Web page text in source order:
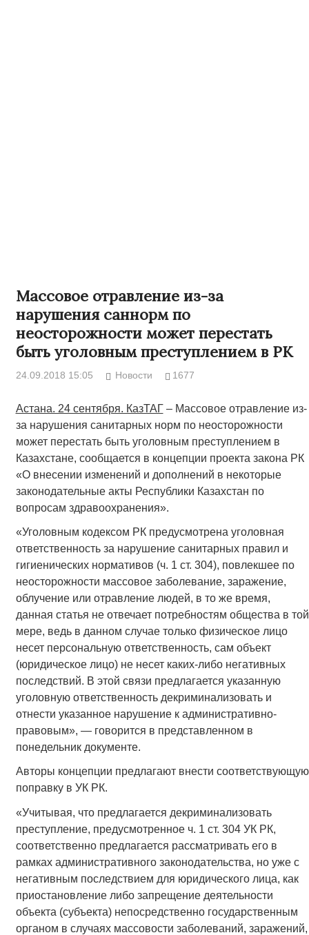
Массовое отравление из-за
нарушения саннорм по
неосторожности может перестать
быть уголовным преступлением в РК
24.09.2018 15:05 Новости 1677
Астана. 24 сентября. КазТАГ– Массовое отравление из-
за нарушения санитарных норм по неосторожности
может перестать быть уголовным преступлением в
Казахстане, сообщается в концепции проекта закона РК
«О внесении изменений и дополнений в некоторые
законодательные акты Республики Казахстан по
вопросам здравоохранения».
«Уголовным кодексом РК предусмотрена уголовная
ответственность за нарушение санитарных правил и
гигиенических нормативов (ч. 1 ст. 304), повлекшее по
неосторожности массовое заболевание, заражение,
облучение или отравление людей, в то же время,
данная статья не отвечает потребностям общества в той
мере, ведь в данном случае только физическое лицо
несет персональную ответственность, сам объект
(юридическое лицо) не несет каких-либо негативных
последствий. В этой связи предлагается указанную
уголовную ответственность декриминализовать и
отнести указанное нарушение к административно-
правовым», — говорится в представленном в
понедельник документе.
Авторы концепции предлагают внести соответствующую
поправку в УК РК.
«Учитывая, что предлагается декриминализовать
преступление, предусмотренное ч. 1 ст. 304 УК РК,
соответственно предлагается рассматривать его в
рамках административного законодательства, но уже с
негативным последствием для юридического лица, как
приостановление либо запрещение деятельности
объекта (субъекта) непосредственно государственным
органом в случаях массовости заболеваний, заражений,